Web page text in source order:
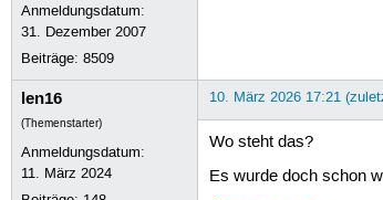
Anmeldungsdatum:
31. Dezember 2007
Beiträge:8509
len16
(Themenstarter)
Anmeldungsdatum:
11. März 2024
10. März 2026 17:21
Wo steht das?
Es wurde doch schon